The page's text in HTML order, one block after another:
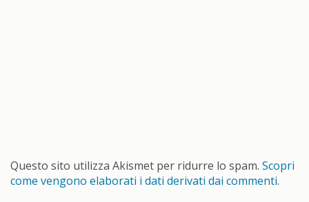
Questo sito utilizza Akismet per ridurre lo spam. Scopri
come vengono elaborati i dati derivati dai commenti.